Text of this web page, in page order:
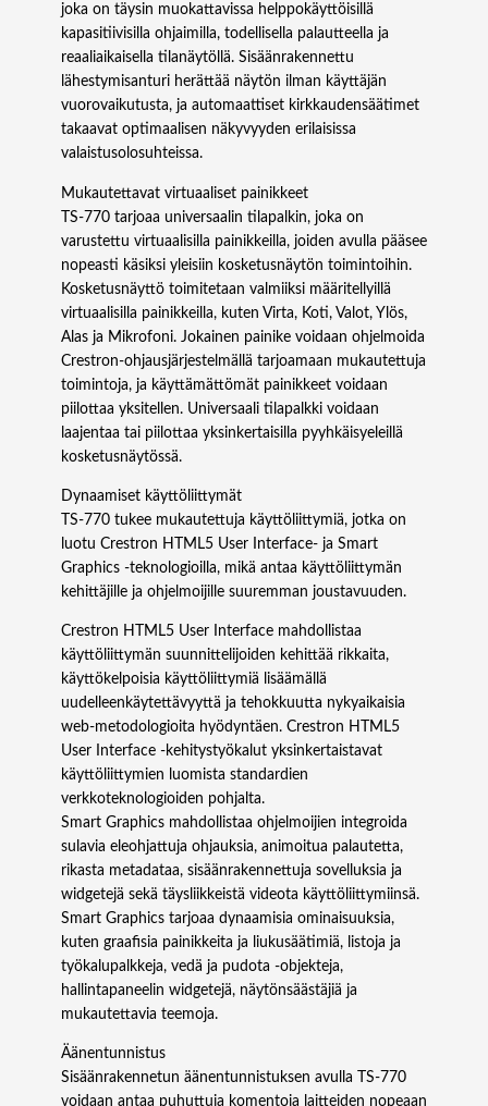
s
n
ä
y
t
t
m
ä
ä
joka on täysin muokattavissa helppokäyttöisillä
kapasitiivisilla ohjaimilla, todellisella palautteella ja
reaaliaikaisella tilanäytöllä. Sisäänrakennettu
lähestymisanturi herättää näytön ilman käyttäjän
vuorovaikutusta, ja automaattiset kirkkaudensäätimet
takaavat optimaalisen näkyvyyden erilaisissa
valaistusolosuhteissa.
Mukautettavat virtuaaliset painikkeet
TS‑770 tarjoaa universaalin tilapalkin, joka on
varustettu virtuaalisilla painikkeilla, joiden avulla pääsee
nopeasti käsiksi yleisiin kosketusnäytön toimintoihin.
Kosketusnäyttö toimitetaan valmiiksi määritellyillä
virtuaalisilla painikkeilla, kuten Virta, Koti, Valot, Ylös,
Alas ja Mikrofoni. Jokainen painike voidaan ohjelmoida
Crestron-ohjausjärjestelmällä tarjoamaan mukautettuja
toimintoja, ja käyttämättömät painikkeet voidaan
piilottaa yksitellen. Universaali tilapalkki voidaan
laajentaa tai piilottaa yksinkertaisilla pyyhkäisyeleillä
kosketusnäytössä.
Dynaamiset käyttöliittymät
TS‑770 tukee mukautettuja käyttöliittymiä, jotka on
luotu Crestron HTML5 User Interface- ja Smart
Graphics -teknologioilla, mikä antaa käyttöliittymän
kehittäjille ja ohjelmoijille suuremman joustavuuden.
Crestron HTML5 User Interface mahdollistaa
käyttöliittymän suunnittelijoiden kehittää rikkaita,
käyttökelpoisia käyttöliittymiä lisäämällä
uudelleenkäytettävyyttä ja tehokkuutta nykyaikaisia
web-metodologioita hyödyntäen. Crestron HTML5
User Interface -kehitystyökalut yksinkertaistavat
käyttöliittymien luomista standardien
verkkoteknologioiden pohjalta.
Smart Graphics mahdollistaa ohjelmoijien integroida
sulavia eleohjattuja ohjauksia, animoitua palautetta,
rikasta metadataa, sisäänrakennettuja sovelluksia ja
widgetejä sekä täysliikkeistä videota käyttöliittymiinsä.
Smart Graphics tarjoaa dynaamisia ominaisuuksia,
kuten graafisia painikkeita ja liukusäätimiä, listoja ja
työkalupalkkeja, vedä ja pudota -objekteja,
hallintapaneelin widgetejä, näytönsäästäjiä ja
mukautettavia teemoja.
Äänentunnistus
Sisäänrakennetun äänentunnistuksen avulla TS‑770
voidaan antaa puhuttuja komentoja laitteiden nopeaan